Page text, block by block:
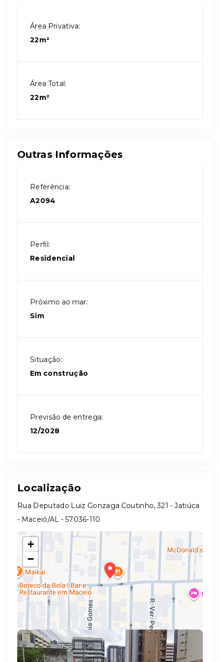
Área Privativa:
22m²
Área Total:
22m²
Outras Informações
Referência:
A2094
Perfil:
Residencial
Próximo ao mar:
Sim
Situação:
Em construção
Previsão de entrega:
12/2028
Localização
Rua Deputado Luiz Gonzaga Coutinho, 321 - Jatiúca
- Maceió/AL - 57036-110
+
−